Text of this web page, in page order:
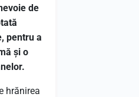
de
pentru a
și o
hrănirea